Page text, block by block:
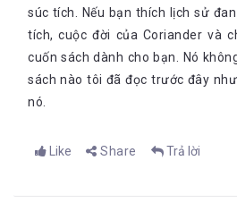
súc tích. Nếu bạn thích lịch sử
tích, cuộc đời của Coriander và
cuốn sách dành cho bạn. Nó
sách nào tôi đã đọc trước đây
nó.
Like Share Trả lời